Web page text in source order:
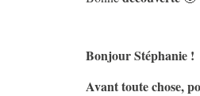
Bonjour Stéphanie !
Avant toute chose,